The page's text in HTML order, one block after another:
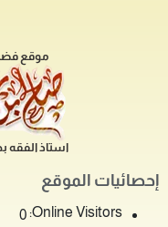
موقع
استاذ الفقه
إحصائيات الموقع
Online Visitors:
0